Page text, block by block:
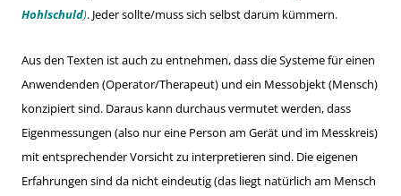
Hohlschuld). Jeder sollte/muss sich selbst darum kümmern.
Aus den Texten ist auch zu entnehmen, dass die Systeme für einen
Anwendenden (Operator/Therapeut) und ein Messobjekt (Mensch)
konzipiert sind. Daraus kann durchaus vermutet werden, dass
Eigenmessungen (also nur eine Person am Gerät und im Messkreis)
mit entsprechender Vorsicht zu interpretieren sind. Die eigenen
Erfahrungen sind da nicht eindeutig (das liegt natürlich am Mensch